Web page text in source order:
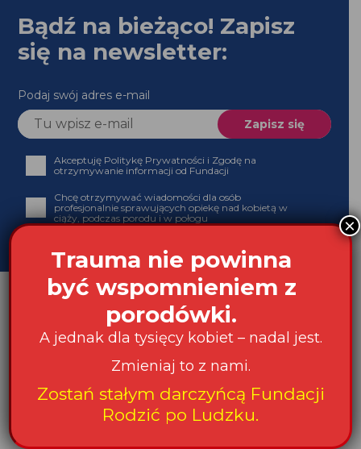
Bądź na bieżąco! Zapisz
się na newsletter:
Podaj swój adres e-mail
Akceptuję Politykę Prywatności i Zgodę na
otrzymywanie informacji od Fundacji
Chcę otrzymywać wiadomości dla osób
profesjonalnie sprawujących opiekę nad kobietą w
ciąży, podczas porodu i w połogu
Strona powstała z dotacji programu
Aktywni Obywatele – Fundusz Krajowy,
Trauma nie powinna
być wspomnieniem z
porodówki.
A jednak dla tysięcy kobiet – nadal jest.
Zmieniaj to z nami.
Zostań stałym darczyńcą Fundacji
Rodzić po Ludzku.
×